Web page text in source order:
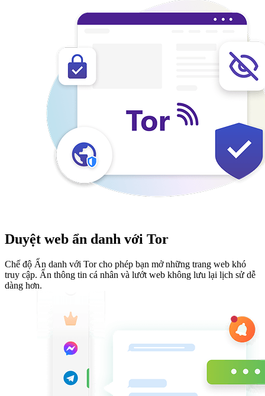
Duyệt web ẩn danh với Tor
Chế độ Ẩn danh với Tor cho phép bạn mở những trang web khó
truy cập. Ẩn thông tin cá nhân và lướt web không lưu lại lịch sử dễ
dàng hơn.